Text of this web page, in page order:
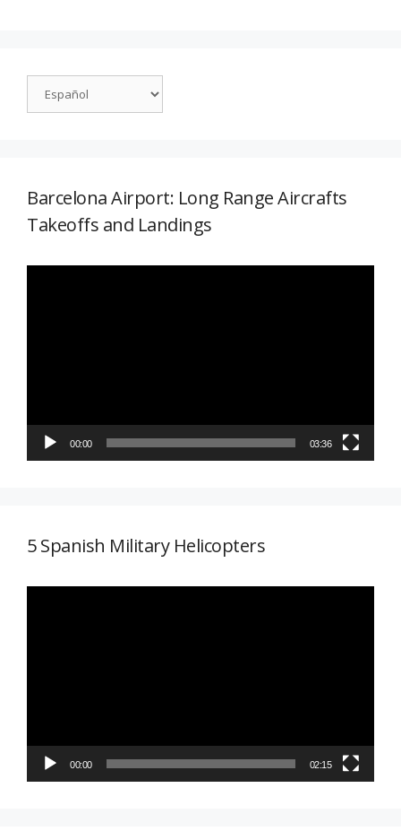
Barcelona Airport: Long Range Aircrafts
Takeoffs and Landings
00:00 03:36
5 Spanish Military Helicopters
00:00 02:15